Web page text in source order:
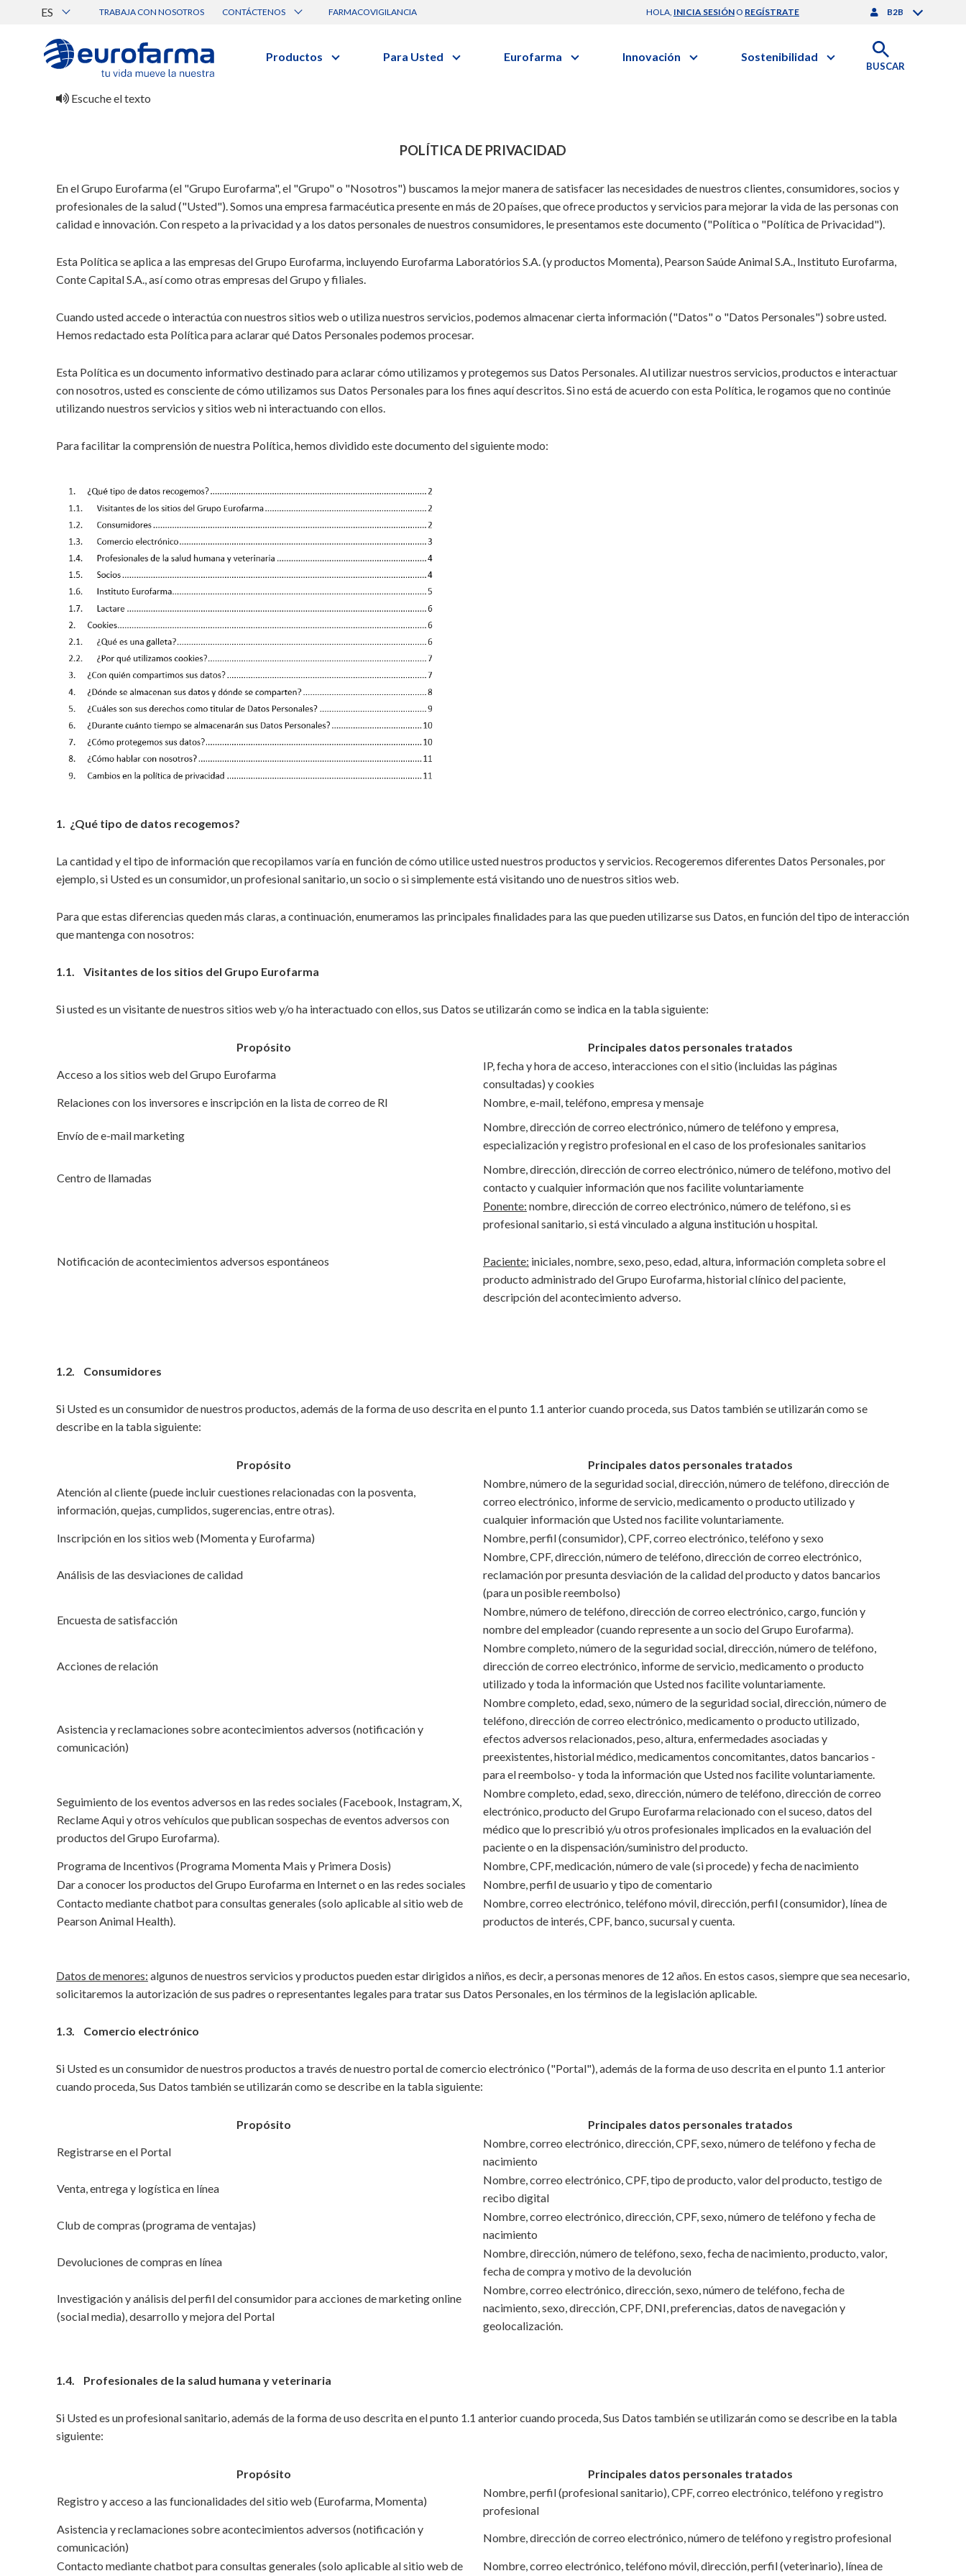
ES TRABAJA CON NOSOTROS CONTÁCTENOS
Canal de Ética Eurofarma
FARMACOVIGILANCIA HOLA, INICIA SESIÓNO REGÍSTRATE B2B
Productos
BUSCAR PRODUCTOS
BUSCAR POR CATEGORÍA
Prescripción
Genéricos Hospitalario Oncologia
Para Usted Eurofarma
Premios y Reconocimientos
Programa de Visitas
Dónde Estamos
Innovación Sostenibilidad
Balance Financiero
BUSCAR
Escuche el texto
POLÍTICA DE PRIVACIDAD
En el Grupo Eurofarma (el "Grupo Eurofarma", el "Grupo" o "Nosotros") buscamos la mejor manera de satisfacer las necesidades de nuestros clientes, consumidores, socios y
profesionales de la salud ("Usted"). Somos una empresa farmacéutica presente en más de 20 países, que ofrece productos y servicios para mejorar la vida de las personas con
calidad e innovación. Con respeto a la privacidad y a los datos personales de nuestros consumidores, le presentamos este documento ("Política o "Política de Privacidad").
Esta Política se aplica a las empresas del Grupo Eurofarma, incluyendo Eurofarma Laboratórios S.A. (y productos Momenta), Pearson Saúde Animal S.A., Instituto Eurofarma,
Conte Capital S.A., así como otras empresas del Grupo y filiales.
Cuando usted accede o interactúa con nuestros sitios web o utiliza nuestros servicios, podemos almacenar cierta información ("Datos" o "Datos Personales") sobre usted.
Hemos redactado esta Política para aclarar qué Datos Personales podemos procesar.
Esta Política es un documento informativo destinado para aclarar cómo utilizamos y protegemos sus Datos Personales. Al utilizar nuestros servicios, productos e interactuar
con nosotros, usted es consciente de cómo utilizamos sus Datos Personales para los fines aquí descritos. Si no está de acuerdo con esta Política, le rogamos que no continúe
utilizando nuestros servicios y sitios web ni interactuando con ellos.
Para facilitar la comprensión de nuestra Política, hemos dividido este documento del siguiente modo:
1. ¿Qué tipo de datos recogemos?
La cantidad y el tipo de información que recopilamos varía en función de cómo utilice usted nuestros productos y servicios. Recogeremos diferentes Datos Personales, por
ejemplo, si Usted es un consumidor, un profesional sanitario, un socio o si simplemente está visitando uno de nuestros sitios web.
Para que estas diferencias queden más claras, a continuación, enumeramos las principales finalidades para las que pueden utilizarse sus Datos, en función del tipo de interacción
que mantenga con nosotros:
1.1. Visitantes de los sitios del Grupo Eurofarma
Si usted es un visitante de nuestros sitios web y/o ha interactuado con ellos, sus Datos se utilizarán como se indica en la tabla siguiente:
Propósito
Principales datos personales tratados
Acceso a los sitios web del Grupo Eurofarma
IP, fecha y hora de acceso, interacciones con el sitio (incluidas las páginas
consultadas) y cookies
Relaciones con los inversores e inscripción en la lista de correo de RI
Nombre, e-mail, teléfono, empresa y mensaje
Envío de e-mail marketing
Nombre, dirección de correo electrónico, número de teléfono y empresa,
especialización y registro profesional en el caso de los profesionales sanitarios
Centro de llamadas
Nombre, dirección, dirección de correo electrónico, número de teléfono, motivo del
contacto y cualquier información que nos facilite voluntariamente
Notificación de acontecimientos adversos espontáneos
Ponente: nombre, dirección de correo electrónico, número de teléfono, si es
profesional sanitario, si está vinculado a alguna institución u hospital.
Paciente: iniciales, nombre, sexo, peso, edad, altura, información completa sobre el
producto administrado del Grupo Eurofarma, historial clínico del paciente,
descripción del acontecimiento adverso.
1.2. Consumidores
Si Usted es un consumidor de nuestros productos, además de la forma de uso descrita en el punto 1.1 anterior cuando proceda, sus Datos también se utilizarán como se
describe en la tabla siguiente:
Propósito
Principales datos personales tratados
Atención al cliente (puede incluir cuestiones relacionadas con la posventa,
información, quejas, cumplidos, sugerencias, entre otras).
Nombre, número de la seguridad social, dirección, número de teléfono, dirección de
correo electrónico, informe de servicio, medicamento o producto utilizado y
cualquier información que Usted nos facilite voluntariamente.
Inscripción en los sitios web (Momenta y Eurofarma)
Nombre, perfil (consumidor), CPF, correo electrónico, teléfono y sexo
Análisis de las desviaciones de calidad
Nombre, CPF, dirección, número de teléfono, dirección de correo electrónico,
reclamación por presunta desviación de la calidad del producto y datos bancarios
(para un posible reembolso)
Encuesta de satisfacción
Nombre, número de teléfono, dirección de correo electrónico, cargo, función y
nombre del empleador (cuando represente a un socio del Grupo Eurofarma).
Acciones de relación
Nombre completo, número de la seguridad social, dirección, número de teléfono,
dirección de correo electrónico, informe de servicio, medicamento o producto
utilizado y toda la información que Usted nos facilite voluntariamente.
Asistencia y reclamaciones sobre acontecimientos adversos (notificación y
comunicación)
Nombre completo, edad, sexo, número de la seguridad social, dirección, número de
teléfono, dirección de correo electrónico, medicamento o producto utilizado,
efectos adversos relacionados, peso, altura, enfermedades asociadas y
preexistentes, historial médico, medicamentos concomitantes, datos bancarios -
para el reembolso- y toda la información que Usted nos facilite voluntariamente.
Seguimiento de los eventos adversos en las redes sociales (Facebook, Instagram, X,
Reclame Aqui y otros vehículos que publican sospechas de eventos adversos con
productos del Grupo Eurofarma).
Nombre completo, edad, sexo, dirección, número de teléfono, dirección de correo
electrónico, producto del Grupo Eurofarma relacionado con el suceso, datos del
médico que lo prescribió y/u otros profesionales implicados en la evaluación del
paciente o en la dispensación/suministro del producto.
Programa de Incentivos (Programa Momenta Mais y Primera Dosis)
Nombre, CPF, medicación, número de vale (si procede) y fecha de nacimiento
Dar a conocer los productos del Grupo Eurofarma en Internet o en las redes sociales
Nombre, perfil de usuario y tipo de comentario
Contacto mediante chatbot para consultas generales (solo aplicable al sitio web de
Pearson Animal Health).
Nombre, correo electrónico, teléfono móvil, dirección, perfil (consumidor), línea de
productos de interés, CPF, banco, sucursal y cuenta.
Datos de menores: algunos de nuestros servicios y productos pueden estar dirigidos a niños, es decir, a personas menores de 12 años. En estos casos, siempre que sea necesario,
solicitaremos la autorización de sus padres o representantes legales para tratar sus Datos Personales, en los términos de la legislación aplicable.
1.3. Comercio electrónico
Si Usted es un consumidor de nuestros productos a través de nuestro portal de comercio electrónico ("Portal"), además de la forma de uso descrita en el punto 1.1 anterior
cuando proceda, Sus Datos también se utilizarán como se describe en la tabla siguiente:
Propósito
Principales datos personales tratados
Registrarse en el Portal
Nombre, correo electrónico, dirección, CPF, sexo, número de teléfono y fecha de
nacimiento
Venta, entrega y logística en línea
Nombre, correo electrónico, CPF, tipo de producto, valor del producto, testigo de
recibo digital
Club de compras (programa de ventajas)
Nombre, correo electrónico, dirección, CPF, sexo, número de teléfono y fecha de
nacimiento
Devoluciones de compras en línea
Nombre, dirección, número de teléfono, sexo, fecha de nacimiento, producto, valor,
fecha de compra y motivo de la devolución
Investigación y análisis del perfil del consumidor para acciones de marketing online
(social media), desarrollo y mejora del Portal
Nombre, correo electrónico, dirección, sexo, número de teléfono, fecha de
nacimiento, sexo, dirección, CPF, DNI, preferencias, datos de navegación y
geolocalización.
1.4. Profesionales de la salud humana y veterinaria
Si Usted es un profesional sanitario, además de la forma de uso descrita en el punto 1.1 anterior cuando proceda, Sus Datos también se utilizarán como se describe en la tabla
siguiente:
Propósito
Principales datos personales tratados
Registro y acceso a las funcionalidades del sitio web (Eurofarma, Momenta)
Nombre, perfil (profesional sanitario), CPF, correo electrónico, teléfono y registro
profesional
Asistencia y reclamaciones sobre acontecimientos adversos (notificación y
comunicación)
Nombre, dirección de correo electrónico, número de teléfono y registro profesional
Contacto mediante chatbot para consultas generales (solo aplicable al sitio web de Nombre, correo electrónico, teléfono móvil, dirección, perfil (veterinario), línea de